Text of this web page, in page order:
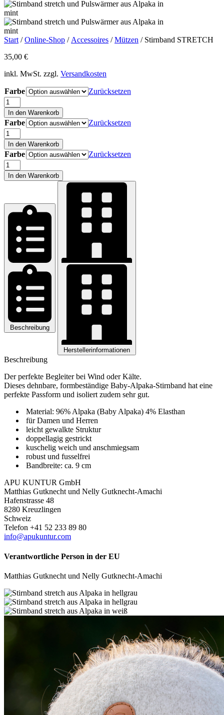
Start /Online-Shop / Accessoires /Mützen / Stirnband STRETCH
35,00 €
inkl. MwSt. zzgl. Versandkosten
Farbe
Zurücksetzen
Stirnband
STRETCH
Menge
In den Warenkorb
Farbe
Zurücksetzen
Stirnband
STRETCH
Menge
In den Warenkorb
Farbe
Zurücksetzen
Stirnband
STRETCH
Menge
In den Warenkorb
Beschreibung
Herstellerinformationen
Beschreibung
Der perfekte Begleiter bei Wind oder Kälte.
Dieses dehnbare, formbeständige Baby-Alpaka-Stirnband hat eine
perfekte Passform und isoliert zudem sehr gut.
Material: 96% Alpaka (Baby Alpaka) 4% Elasthan
für Damen und Herren
leicht gewalkte Struktur
doppellagig gestrickt
kuschelig weich und anschmiegsam
robust und fusselfrei
Bandbreite: ca. 9 cm
APU KUNTUR GmbH
Matthias Gutknecht und Nelly Gutknecht-Amachi
Hafenstrasse 48
8280 Kreuzlingen
Schweiz
Telefon +41 52 233 89 80
info@apukuntur.com
Verantwortliche Person in der EU
Matthias Gutknecht und Nelly Gutknecht-Amachi